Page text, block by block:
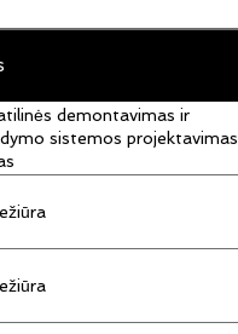
demontavimas ir
sistemos projektavimas